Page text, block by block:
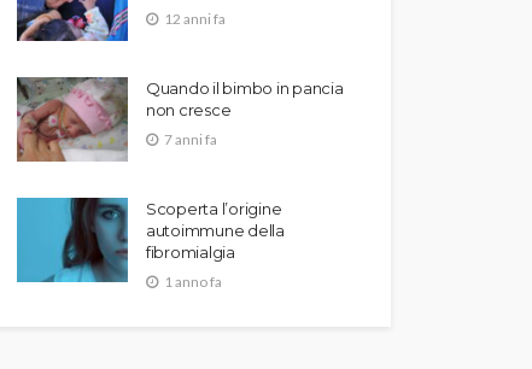
12 anni fa
Quando il bimbo in pancia
non cresce
7 anni fa
Scoperta l’origine
autoimmune della
fibromialgia
1 anno fa